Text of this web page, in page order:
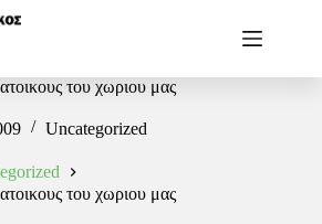
του χωριου μας
Uncategorized
του χωριου μας